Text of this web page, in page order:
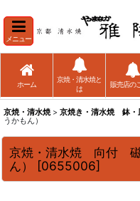
京焼・清水焼> 京焼き・清水焼 鉢・
うかもん）
メニュー
ホーム
京焼・清水焼と
は
販売店の
京焼・清水焼 向付 磁
ん）
[0655006]